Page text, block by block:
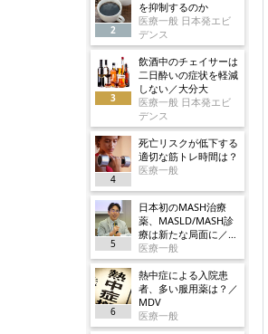
2
を抑制するのか
医療一般 日本発エビ
デンス
3
飲酒中のチェイサーは
二日酔いの症状を軽減
しない／大分大
医療一般 日本発エビ
デンス
4
死亡リスクが低下する
適切な筋トレ時間は？
医療一般
5
日本初のMASH治療
薬、MASLD/MASH診
療は新たな局面に／ノ
ボ
医療一般
6
熱中症による入院患
者、多い服用薬は？／
MDV
医療一般